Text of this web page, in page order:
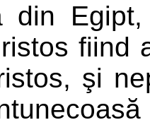
din
fiind
şi